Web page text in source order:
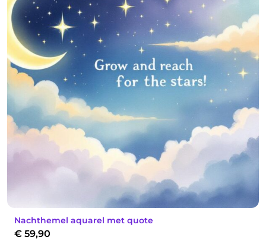
Nachthemel aquarel met quote
€ 59,90